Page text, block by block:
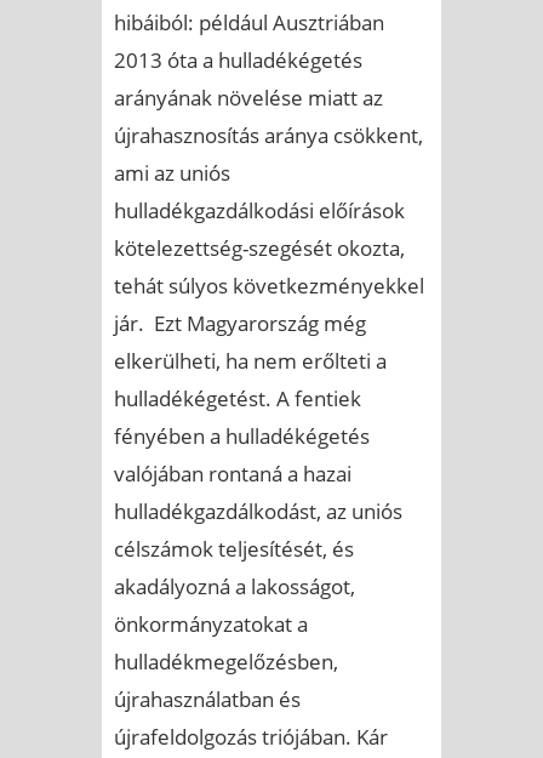
hibáiból: például Ausztriában
2013 óta a hulladékégetés
arányának növelése miatt az
újrahasznosítás aránya csökkent,
ami az uniós
hulladékgazdálkodási előírások
kötelezettség-szegését okozta,
tehát súlyos következményekkel
jár. Ezt Magyarország még
elkerülheti, ha nem erőlteti a
hulladékégetést. A fentiek
fényében a hulladékégetés
valójában rontaná a hazai
hulladékgazdálkodást, az uniós
célszámok teljesítését, és
akadályozná a lakosságot,
önkormányzatokat a
hulladékmegelőzésben,
újrahasználatban és
újrafeldolgozás triójában. Kár